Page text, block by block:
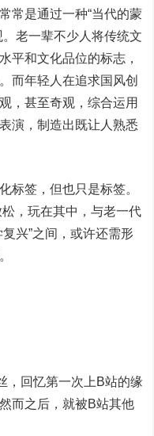
是通过一种“当代的蒙
老一辈不少人将传统文
平和文化品位的标志，
而年轻人在追求国风创
，甚至奇观，综合运用
演，制造出既让人熟悉
签，但也只是标签。
，玩在其中，与老一代
兴”之间，或许还需形
回忆第一次上B站的缘
而之后，就被B站其他